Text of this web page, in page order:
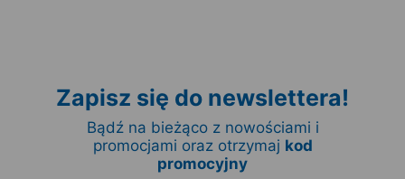
Zapisz się do newslettera!
Bądź na bieżąco z nowościami i
promocjami oraz otrzymaj kod
promocyjny